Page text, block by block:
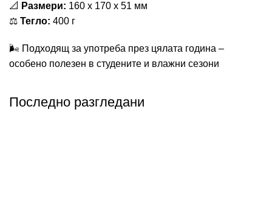
📐 Размери: 160 x 170 x 51 мм
⚖️ Тегло: 400 г
🌬️ Подходящ за употреба през цялата година –
особено полезен в студените и влажни сезони
Последно разгледани